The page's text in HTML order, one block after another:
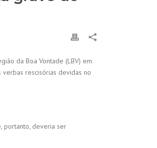
da Boa Vontade (LBV) em
rescisórias devidas no
portanto, deveria ser